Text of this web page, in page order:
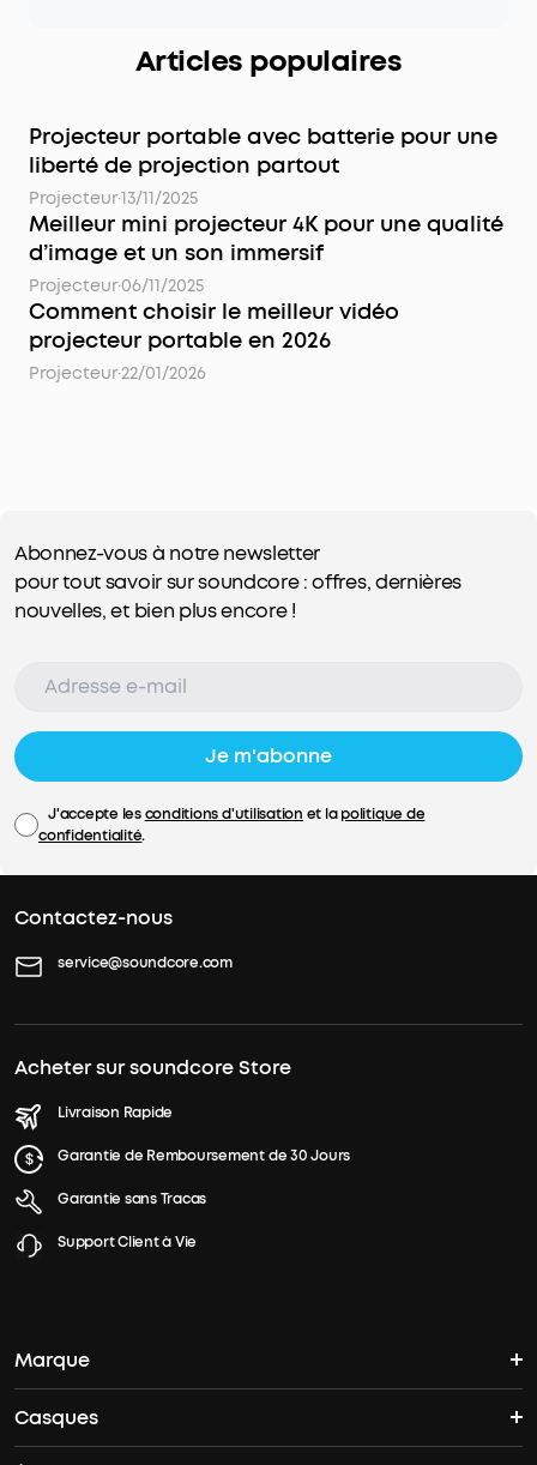
Articles populaires
Projecteur portable avec batterie pour une
liberté de projection partout
Projecteur·13/11/2025
Meilleur mini projecteur 4K pour une qualité
d’image et un son immersif
Projecteur·06/11/2025
Comment choisir le meilleur vidéo
projecteur portable en 2026
Projecteur·22/01/2026
Abonnez-vous à notre newsletter
pour tout savoir sur soundcore : offres, dernières
nouvelles, et bien plus encore !
Je m'abonne
J'accepte lesconditions d'utilisation et lapolitique de
confidentialité.
Contactez-nous
service@soundcore.com
Acheter sur soundcore Store
Livraison Rapide
Garantie de Remboursement de 30 Jours
Garantie sans Tracas
Support Client à Vie
Marque
L'histoire de soundcore
Casques